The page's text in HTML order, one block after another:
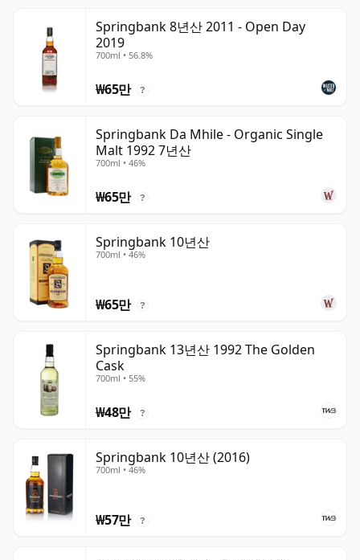
Springbank 8년산 2011 - Open Day
2019
700ml • 56.8%
₩65만 ?
Springbank Da Mhile - Organic Single
Malt 1992 7년산
700ml • 46%
₩65만 ?
Springbank 10년산
700ml • 46%
₩65만 ?
Springbank 13년산 1992 The Golden
Cask
700ml • 55%
₩48만 ?
Springbank 10년산 (2016)
700ml • 46%
₩57만 ?